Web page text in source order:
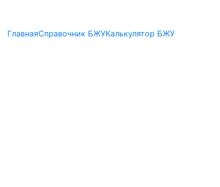
ГлавнаяСправочник БЖУКалькулятор БЖУ